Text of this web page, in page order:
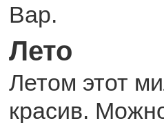
Вар.
Лето
Летом этот
красив.